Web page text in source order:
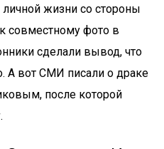
жизни со стороны
совместному фото в
сделали вывод, что
А вот СМИ писали о драке
после которой